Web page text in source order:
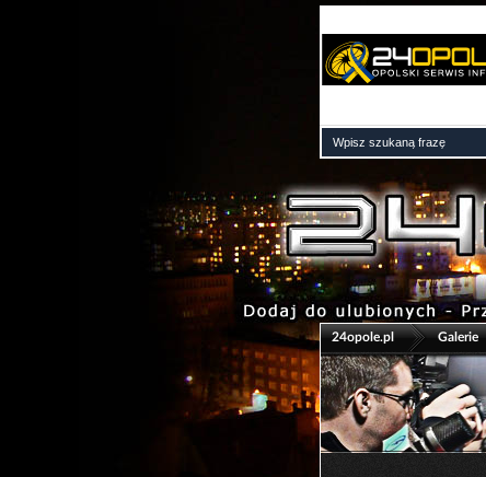
24opole.pl
>
Galerie